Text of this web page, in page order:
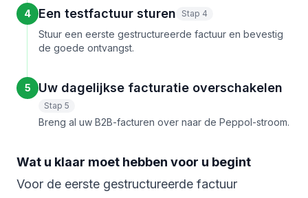
4 Een testfactuur sturen Stap 4
Stuur een eerste gestructureerde factuur en bevestig
de goede ontvangst.
5 Uw dagelijkse facturatie overschakelen
Stap 5
Breng al uw B2B-facturen over naar de Peppol-stroom.
Wat u klaar moet hebben voor u begint
Voor de eerste gestructureerde factuur